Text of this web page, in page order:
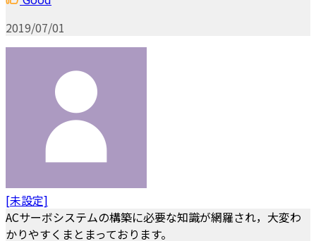
2019/07/01
[未設定]
ACサーボシステムの構築に必要な知識が網羅され，大変わ
かりやすくまとまっております。